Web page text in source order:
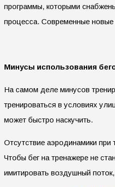
программы, которыми
процесса. Современные
Минусы использования
На самом деле минусов
тренироваться в условиях
может быстро наскучить.
Отсутствие аэродинамики
Чтобы бег на тренажере не
имитировать воздушный